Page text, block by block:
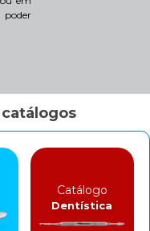
Catálogo
Dentística